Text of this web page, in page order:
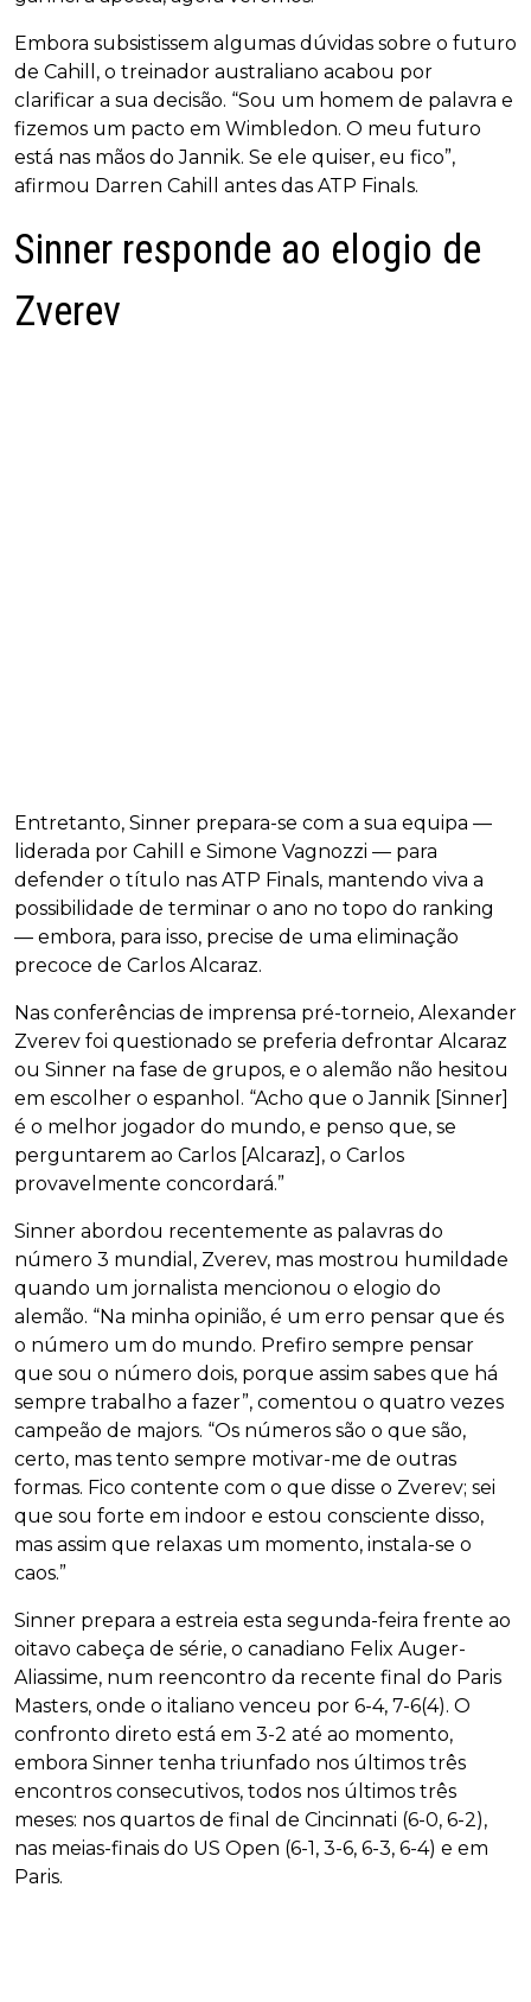
Embora subsistissem algumas dúvidas sobre o futuro
de Cahill, o treinador australiano acabou por
clarificar a sua decisão. “Sou um homem de palavra e
fizemos um pacto em Wimbledon. O meu futuro
está nas mãos do Jannik. Se ele quiser, eu fico”,
afirmou Darren Cahill antes das ATP Finals.
Sinner responde ao elogio de
Zverev
Entretanto, Sinner prepara-se com a sua equipa —
liderada por Cahill e Simone Vagnozzi — para
defender o título nas ATP Finals, mantendo viva a
possibilidade de terminar o ano no topo do ranking
— embora, para isso, precise de uma eliminação
precoce de Carlos Alcaraz.
Nas conferências de imprensa pré-torneio, Alexander
Zverev foi questionado se preferia defrontar Alcaraz
ou Sinner na fase de grupos, e o alemão não hesitou
em escolher o espanhol. “Acho que o Jannik [Sinner]
é o melhor jogador do mundo, e penso que, se
perguntarem ao Carlos [Alcaraz], o Carlos
provavelmente concordará.”
Sinner abordou recentemente as palavras do
número 3 mundial, Zverev, mas mostrou humildade
quando um jornalista mencionou o elogio do
alemão. “Na minha opinião, é um erro pensar que és
o número um do mundo. Prefiro sempre pensar
que sou o número dois, porque assim sabes que há
sempre trabalho a fazer”, comentou o quatro vezes
campeão de majors. “Os números são o que são,
certo, mas tento sempre motivar-me de outras
formas. Fico contente com o que disse o Zverev; sei
que sou forte em indoor e estou consciente disso,
mas assim que relaxas um momento, instala-se o
caos.”
Sinner prepara a estreia esta segunda-feira frente ao
oitavo cabeça de série, o canadiano Felix Auger-
Aliassime, num reencontro da recente final do Paris
Masters, onde o italiano venceu por 6-4, 7-6(4). O
confronto direto está em 3-2 até ao momento,
embora Sinner tenha triunfado nos últimos três
encontros consecutivos, todos nos últimos três
meses: nos quartos de final de Cincinnati (6-0, 6-2),
nas meias-finais do US Open (6-1, 3-6, 6-3, 6-4) e em
Paris.